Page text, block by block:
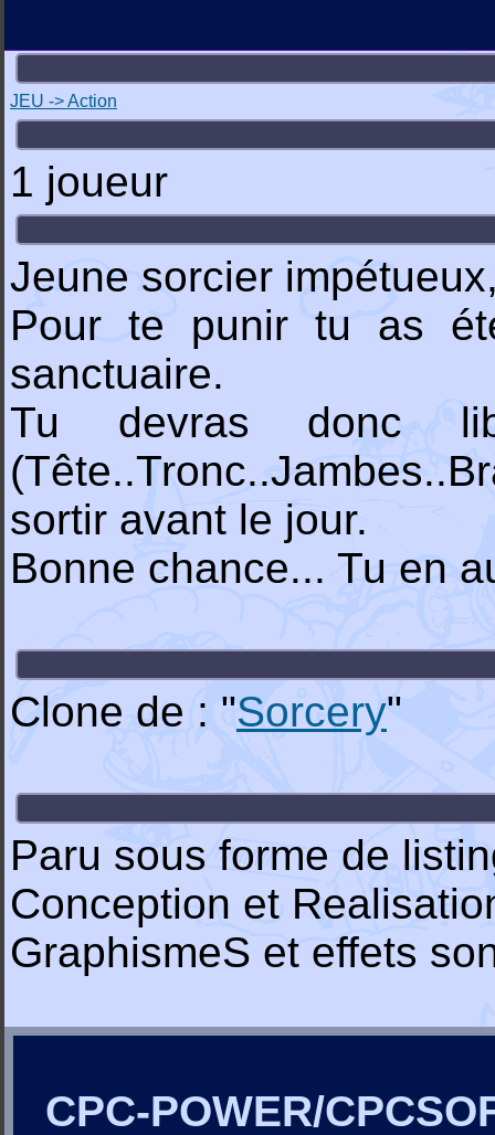
JEU -> Action
1 joueur
Jeune sorcier
Pour te punir tu as
sanctuaire.
Tu devras donc
sortir avant le jour.
Bonne chance... Tu en
Clone de : "Sorcery"
Paru sous forme de
Conception et
GraphismeS et effets
CPC-POWER/